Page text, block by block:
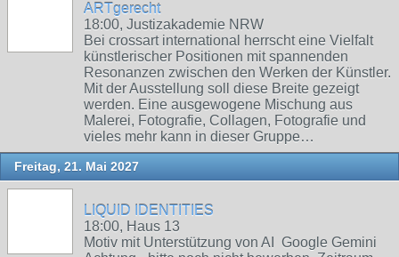
ARTgerecht
18:00, Justizakademie NRW
Bei crossart international herrscht eine Vielfalt
künstlerischer Positionen mit spannenden
Resonanzen zwischen den Werken der Künstler.
Mit der Ausstellung soll diese Breite gezeigt
werden. Eine ausgewogene Mischung aus
Malerei, Fotografie, Collagen, Fotografie und
vieles mehr kann in dieser Gruppe…
Freitag, 21. Mai 2027
LIQUID IDENTITIES
18:00, Haus 13
Motiv mit Unterstützung von AI Google Gemini